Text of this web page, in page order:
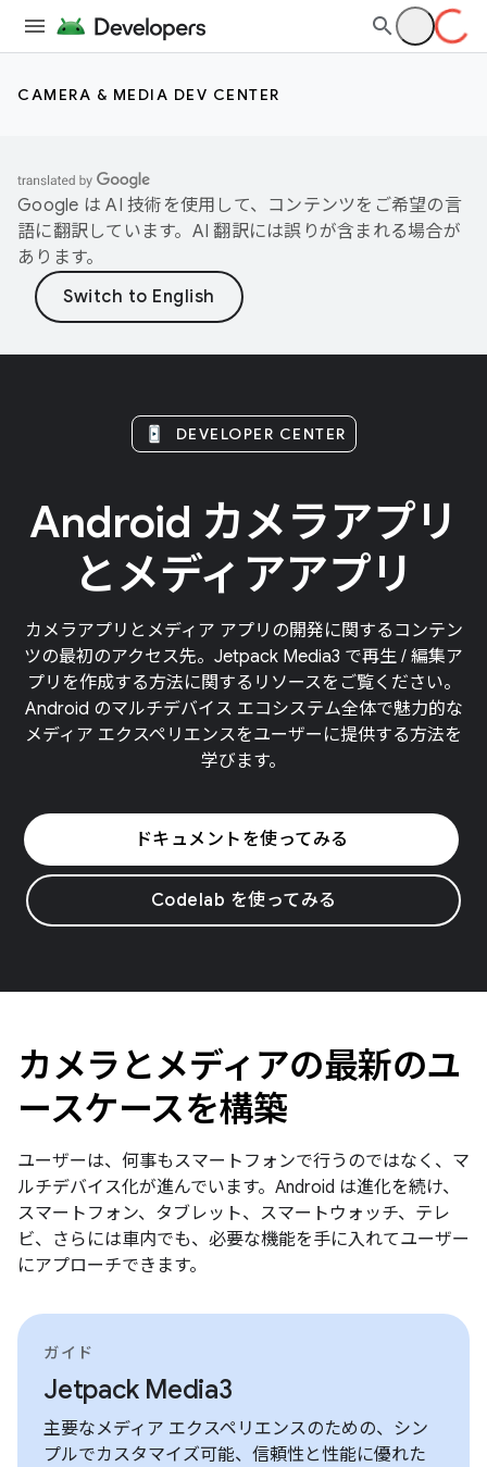
CAMERA & MEDIA DEV CENTER
Google は AI 技術を使用して、コンテンツをご希望の言
語に翻訳しています。AI 翻訳には誤りが含まれる場合が
あります。
DEVELOPER CENTER
Android カメラアプリ
とメディアアプリ
カメラアプリとメディア アプリの開発に関するコンテン
ツの最初のアクセス先。Jetpack Media3 で再生 / 編集ア
プリを作成する方法に関するリソースをご覧ください。
Android のマルチデバイス エコシステム全体で魅力的な
メディア エクスペリエンスをユーザーに提供する方法を
学びます。
ドキュメントを使ってみる
Codelab を使ってみる
カメラとメディアの最新のユ
ースケースを構築
ユーザーは、何事もスマートフォンで行うのではなく、マ
ルチデバイス化が進んでいます。Android は進化を続け、
スマートフォン、タブレット、スマートウォッチ、テレ
ビ、さらには車内でも、必要な機能を手に入れてユーザー
にアプローチできます。
ガイド
Jetpack Media3
主要なメディア エクスペリエンスのための、シン
プルでカスタマイズ可能、信頼性と性能に優れた